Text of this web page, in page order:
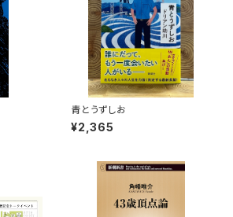
青とうずしお
¥2,365